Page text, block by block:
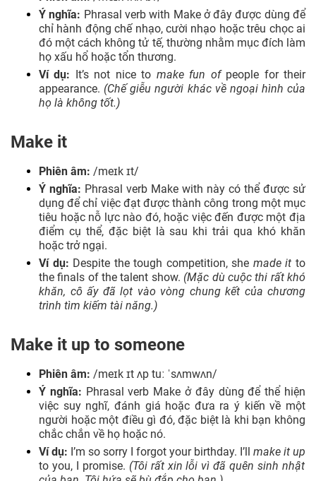
Ý nghĩa: Phrasal verb with Make ở đây được dùng để
chỉ hành động chế nhạo, cười nhạo hoặc trêu chọc ai
đó một cách không tử tế, thường nhằm mục đích làm
họ xấu hổ hoặc tổn thương.
Ví dụ:
It’s not nice to make fun of people for their
appearance. (Chế giễu người khác về ngoại hình của
họ là không tốt.)
Make it
Phiên âm: /meɪk ɪt/
Ý nghĩa: Phrasal verb Make with này có thể được sử
dụng để chỉ việc đạt được thành công trong một mục
tiêu hoặc nỗ lực nào đó, hoặc việc đến được một địa
điểm cụ thể, đặc biệt là sau khi trải qua khó khăn
hoặc trở ngại.
Ví dụ: Despite the tough competition, she made it to
the finals of the talent show. (Mặc dù cuộc thi rất khó
khăn, cô ấy đã lọt vào vòng chung kết của chương
trình tìm kiếm tài năng.)
Make it up to someone
Phiên âm: /meɪk ɪt ʌp tuː ˈsʌmwʌn/
Ý nghĩa: Phrasal verb Make ở đây dùng để thể hiện
việc suy nghĩ, đánh giá hoặc đưa ra ý kiến về một
người hoặc một điều gì đó, đặc biệt là khi bạn không
chắc chắn về họ hoặc nó.
Ví dụ: I’m so sorry I forgot your birthday. I’ll make it up
to you, I promise. (Tôi rất xin lỗi vì đã quên sinh nhật